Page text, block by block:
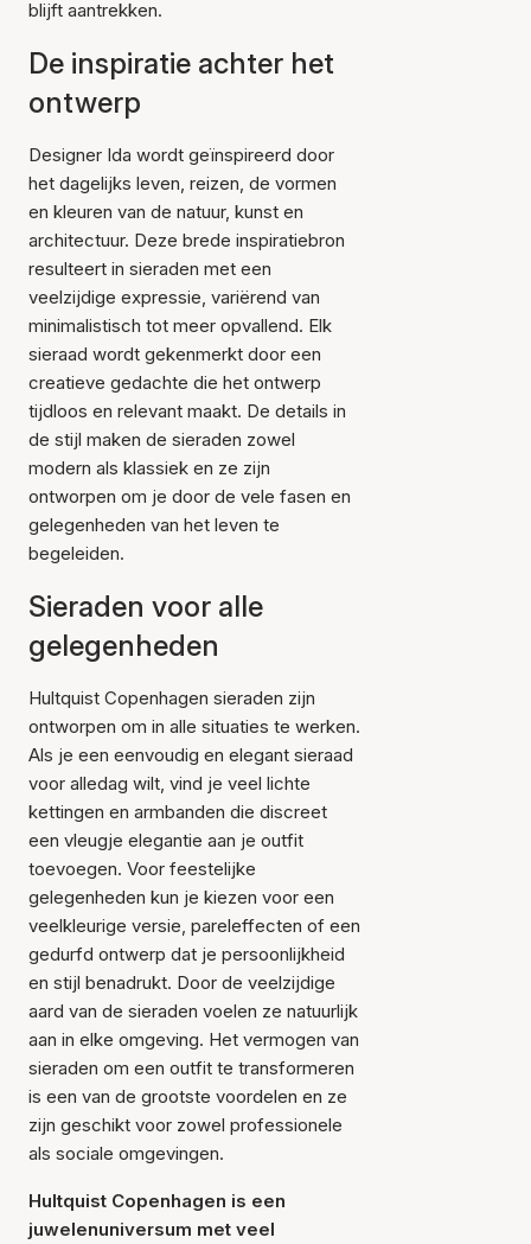
blijft aantrekken.
De inspiratie achter het
ontwerp
Designer Ida wordt geïnspireerd door
het dagelijks leven, reizen, de vormen
en kleuren van de natuur, kunst en
architectuur. Deze brede inspiratiebron
resulteert in sieraden met een
veelzijdige expressie, variërend van
minimalistisch tot meer opvallend. Elk
sieraad wordt gekenmerkt door een
creatieve gedachte die het ontwerp
tijdloos en relevant maakt. De details in
de stijl maken de sieraden zowel
modern als klassiek en ze zijn
ontworpen om je door de vele fasen en
gelegenheden van het leven te
begeleiden.
Sieraden voor alle
gelegenheden
Hultquist Copenhagen sieraden zijn
ontworpen om in alle situaties te werken.
Als je een eenvoudig en elegant sieraad
voor alledag wilt, vind je veel lichte
kettingen en armbanden die discreet
een vleugje elegantie aan je outfit
toevoegen. Voor feestelijke
gelegenheden kun je kiezen voor een
veelkleurige versie, pareleffecten of een
gedurfd ontwerp dat je persoonlijkheid
en stijl benadrukt. Door de veelzijdige
aard van de sieraden voelen ze natuurlijk
aan in elke omgeving. Het vermogen van
sieraden om een outfit te transformeren
is een van de grootste voordelen en ze
zijn geschikt voor zowel professionele
als sociale omgevingen.
Hultquist Copenhagen is een
juwelenuniversum met veel